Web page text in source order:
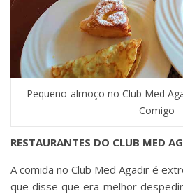
Pequeno-almoço no Club Med
Comigo
RESTAURANTES DO CLUB MED
A comida no Club Med Agadir é
que disse que era melhor